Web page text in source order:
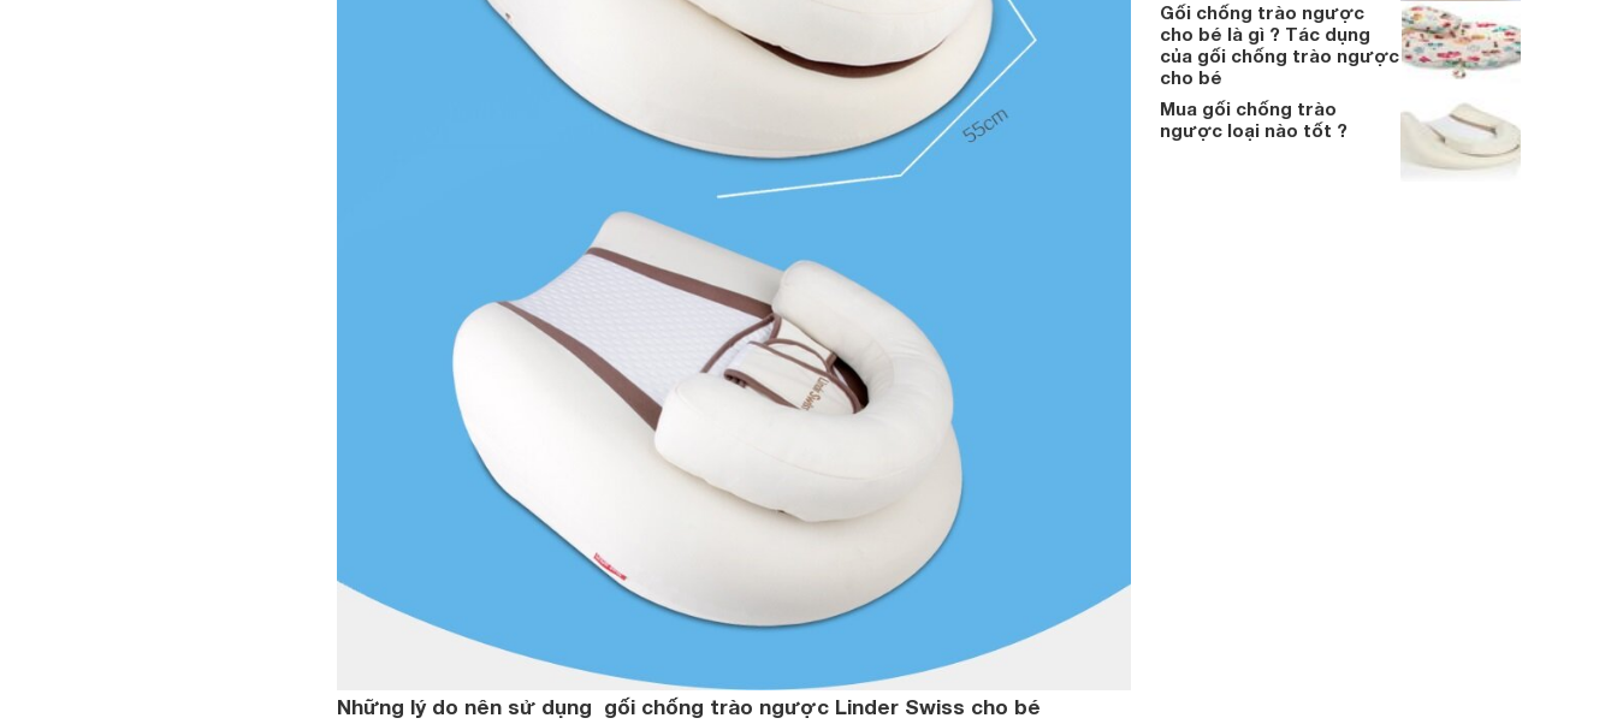
Những lý do nên sử dụng gối chống trào ngược Linder Swiss cho bé
Gối chống trào ngược
cho bé là gì ? Tác dụng
của gối chống trào ngược
cho bé
Mua gối chống trào
ngược loại nào tốt ?